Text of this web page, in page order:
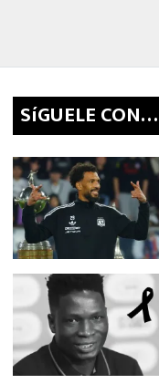
SíGUELE CON…